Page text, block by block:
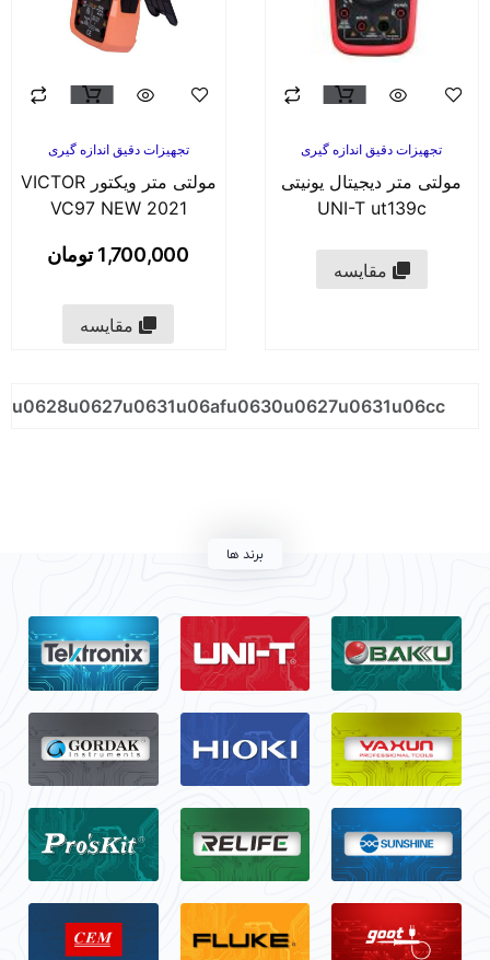
تجهیزات دقیق اندازه گیری
مولتی متر دیجیتال یونیتی
UNI-T ut139c
مقایسه
تجهیزات دقیق اندازه گیری
مولتی متر ویکتور VICTOR
VC97 NEW 2021
1,700,000تومان
مقایسه
u0628u0627u0631u06afu0630u0627u0631u06cc
برند ها